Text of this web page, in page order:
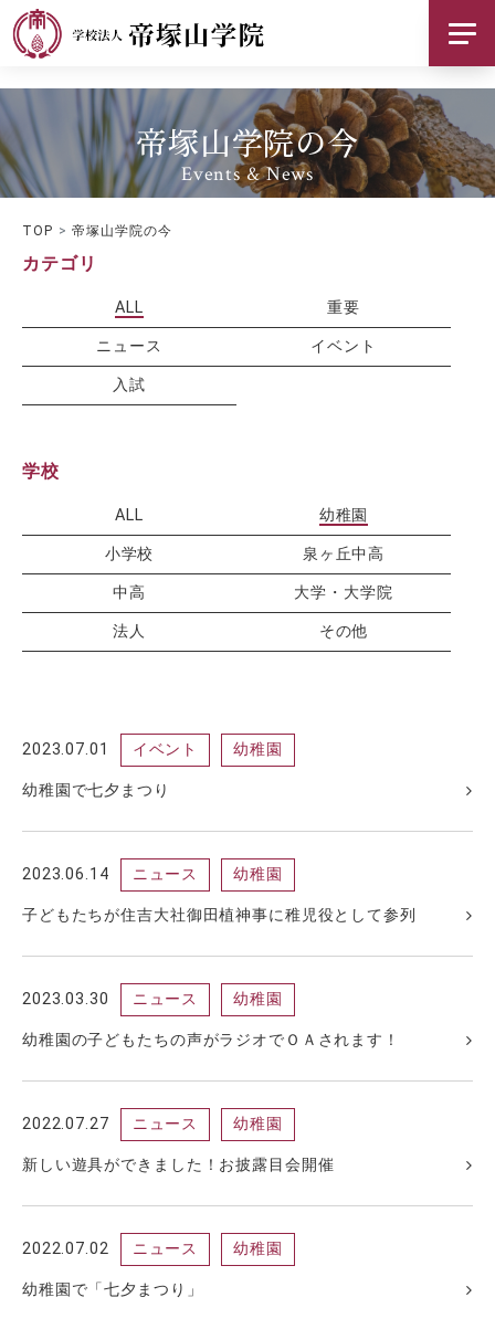
帝塚山学院について
基本情報
お知らせ
採用情報
交通アクセス
SNS
帝塚山学院通信
証明書発行
プライバシーポリシー
サイトポリシー
帝塚山学院の今
Events & News
TOP 帝塚山学院の今
カテゴリ
ALL 重要
ニュース イベント
入試
学校
ALL 幼稚園
小学校 泉ヶ丘中高
中高 大学・大学院
法人 その他
2023.07.01 イベント 幼稚園
幼稚園で七夕まつり
2023.06.14 ニュース 幼稚園
子どもたちが住吉大社御田植神事に稚児役として参列
2023.03.30 ニュース 幼稚園
幼稚園の子どもたちの声がラジオでＯＡされます！
2022.07.27 ニュース 幼稚園
新しい遊具ができました！お披露目会開催
2022.07.02 ニュース 幼稚園
幼稚園で「七夕まつり」